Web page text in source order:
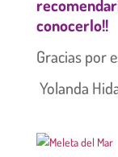
conocerlo!!
Gracias por
Yolanda